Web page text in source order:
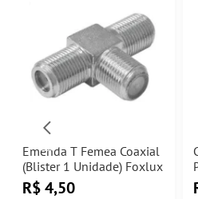
Emenda T Femea Coaxial
(Blister 1 Unidade) Foxlux
R$ 4,50